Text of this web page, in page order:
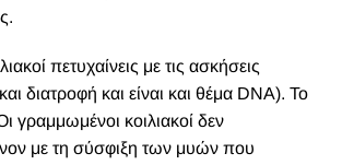
πετυχαίνεις με τις ασκήσεις
διατροφή και είναι και θέμα DNA). Το
γραμμωμένοι κοιλιακοί δεν
με τη σύσφιξη των μυών που